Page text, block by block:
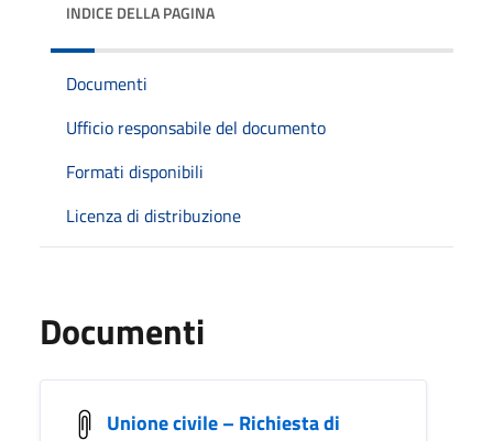
INDICE DELLA PAGINA
Documenti
Ufficio responsabile del documento
Formati disponibili
Licenza di distribuzione
Documenti
Unione civile – Richiesta di